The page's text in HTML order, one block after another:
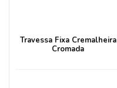
Travessa Fixa Cremalheira
Cromada